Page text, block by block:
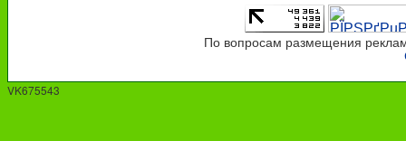
По вопросам размещения
VK675543